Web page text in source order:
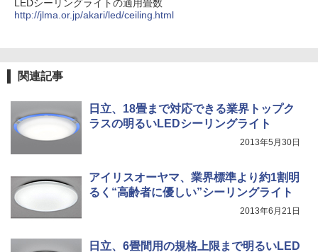
LEDシーリングライトの適用畳数
http://jlma.or.jp/akari/led/ceiling.html
関連記事
日立、18畳まで対応できる業界トップク
ラスの明るいLEDシーリングライト
2013年5月30日
アイリスオーヤマ、業界標準より約1割明
るく“高齢者に優しい”シーリングライト
2013年6月21日
日立、6畳間用の規格上限まで明るいLED